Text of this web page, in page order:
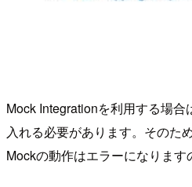
Mock Integrationを利用する場
入れる必要があります。そのた
Mockの動作はエラーになります